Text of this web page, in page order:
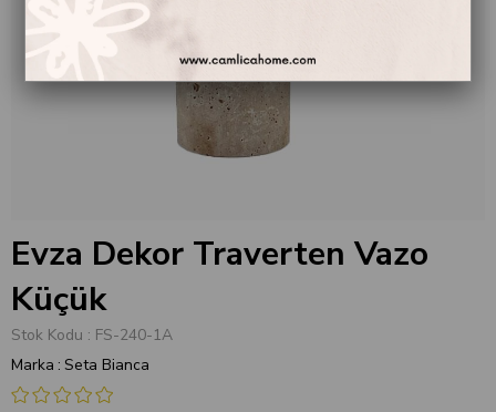
Evza Dekor Traverten Vazo
Küçük
Stok Kodu
FS-240-1A
Marka : Seta Bianca